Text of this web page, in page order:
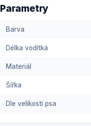
Parametry
Barva
Délka vodítka
Materiál
Šířka
Dle velikosti psa